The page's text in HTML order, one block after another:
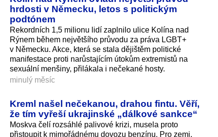
hrdosti v Německu, letos s politickým
podtónem
Rekordních 1,5 milionu lidí zaplnilo ulice Kolína nad
Rýnem během největšího průvodu za práva LGBT+
v Německu. Akce, která se stala dějištěm politické
manifestace proti narůstajícím útokům extremistů na
sexuální menšiny, přilákala i nečekané hosty.
minulý měsíc
Kreml našel nečekanou, drahou fintu. Věří,
že tím vyřeší ukrajinské „dálkové sankce“
Moskva čelí rozsáhlé palivové krizi, musela proto
přistoupit k mimořádnému dovozu benzínu. Pro zemi,